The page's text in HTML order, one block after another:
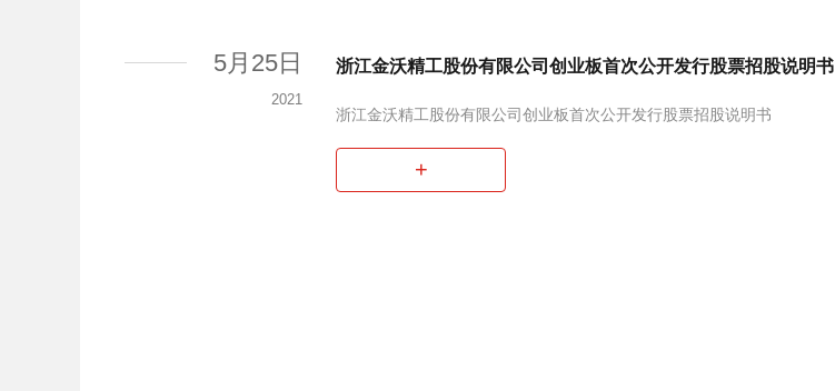
5月25日
2021
浙江金沃精工股份有限公司创业板首次公开发行股票招股说明书
浙江金沃精工股份有限公司创业板首次公开发行股票招股说明书
+